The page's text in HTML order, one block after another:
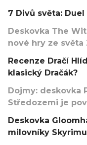
7 Divů světa:
Deskovka The
nové hry ze světa
Recenze Dračí
klasický Dračák?
Dojmy: deskovka
Středozemi je
Deskovka
milovníky